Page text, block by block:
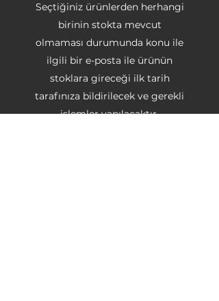
Seçtiğiniz ürünlerden herhangi
birinin stokta mevcut
olmaması durumunda konu ile
ilgili bir e-posta ile ürünün
stoklara gireceği ilk tarih
tarafınıza bildirilecek ve gerekli
işlemler yapılacaktır.